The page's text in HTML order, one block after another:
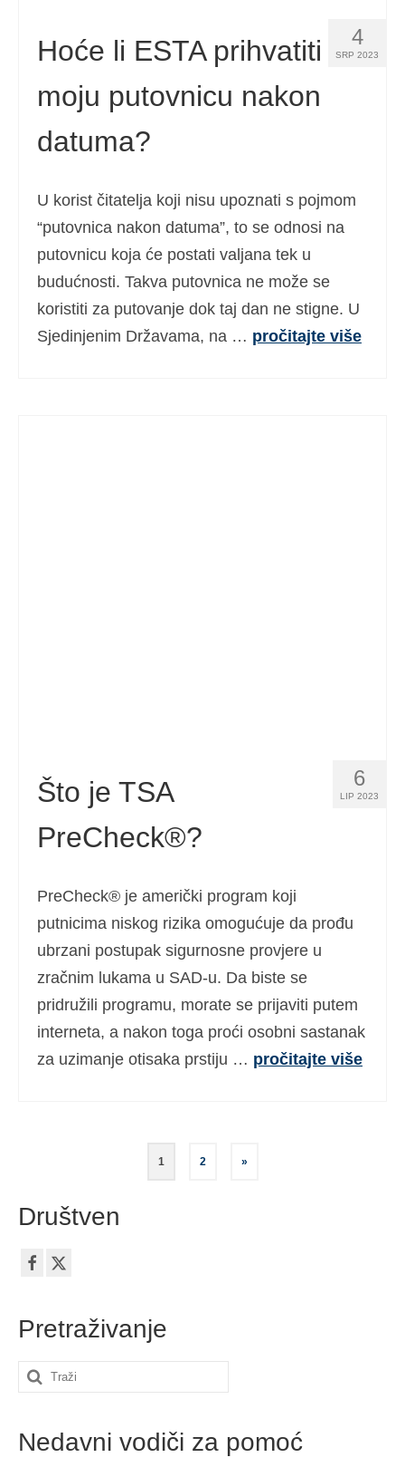
4
SRP 2023
Hoće li ESTA prihvatiti
moju putovnicu nakon
datuma?
U korist čitatelja koji nisu upoznati s pojmom
“putovnica nakon datuma”, to se odnosi na
putovnicu koja će postati valjana tek u
budućnosti. Takva putovnica ne može se
koristiti za putovanje dok taj dan ne stigne. U
Sjedinjenim Državama, na … pročitajte više
6
LIP 2023
Što je TSA
PreCheck®?
PreCheck® je američki program koji
putnicima niskog rizika omogućuje da prođu
ubrzani postupak sigurnosne provjere u
zračnim lukama u SAD-u. Da biste se
pridružili programu, morate se prijaviti putem
interneta, a nakon toga proći osobni sastanak
za uzimanje otisaka prstiju … pročitajte više
stranica
objava
1 2 »
Društven
Pretraživanje
Search
Nedavni vodiči za pomoć